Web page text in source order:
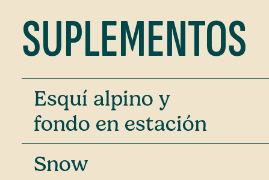
SUPLEMENTOS
Esquí alpino y
fondo en estación
Snow